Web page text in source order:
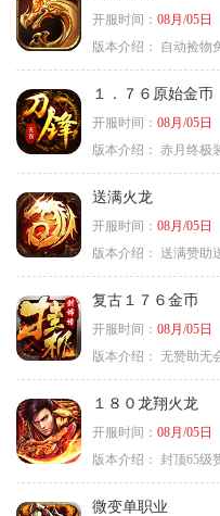
开服时间： 08月/05日
版本介绍：
自动捡物
１．７６原始金币
开服时间： 08月/05日
版本介绍： 赤月终极
送满火龙
开服时间： 08月/05日
版本介绍： 送满赞助
复古１７６金币
开服时间： 08月/05日
版本介绍： 无赞助无
１８０龙翔火龙
开服时间： 08月/05日
版本介绍： 封顶65级
微变单职业